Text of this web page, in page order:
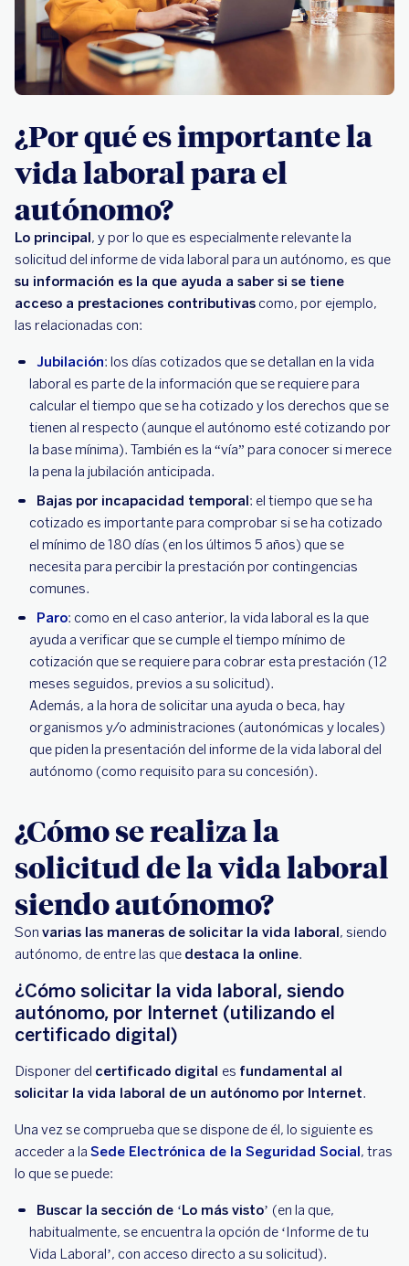
¿Por qué es importante la
vida laboral para el
autónomo?
Lo principal, y por lo que es especialmente relevante la
solicitud del informe de vida laboral para un autónomo, es que
su información es la que ayuda a saber si se tiene
acceso a prestaciones contributivas como, por ejemplo,
las relacionadas con:
Jubilación: los días cotizados que se detallan en la vida
laboral es parte de la información que se requiere para
calcular el tiempo que se ha cotizado y los derechos que se
tienen al respecto (aunque el autónomo esté cotizando por
la base mínima). También es la “vía” para conocer si merece
la pena la jubilación anticipada.
Bajas por incapacidad temporal: el tiempo que se ha
cotizado es importante para comprobar si se ha cotizado
el mínimo de 180 días (en los últimos 5 años) que se
necesita para percibir la prestación por contingencias
comunes.
Paro: como en el caso anterior, la vida laboral es la que
ayuda a verificar que se cumple el tiempo mínimo de
cotización que se requiere para cobrar esta prestación (12
meses seguidos, previos a su solicitud).
Además, a la hora de solicitar una ayuda o beca, hay
organismos y/o administraciones (autonómicas y locales)
que piden la presentación del informe de la vida laboral del
autónomo (como requisito para su concesión).
¿Cómo se realiza la
solicitud de la vida laboral
siendo autónomo?
Son varias las maneras de solicitar la vida laboral, siendo
autónomo, de entre las que destaca la online.
¿Cómo solicitar la vida laboral, siendo
autónomo, por Internet (utilizando el
certificado digital)
Disponer del certificado digital es fundamental al
solicitar la vida laboral de un autónomo por Internet.
Una vez se comprueba que se dispone de él, lo siguiente es
acceder a la Sede Electrónica de la Seguridad Social, tras
lo que se puede:
Buscar la sección de ‘Lo más visto’ (en la que,
habitualmente, se encuentra la opción de ‘Informe de tu
Vida Laboral’, con acceso directo a su solicitud).